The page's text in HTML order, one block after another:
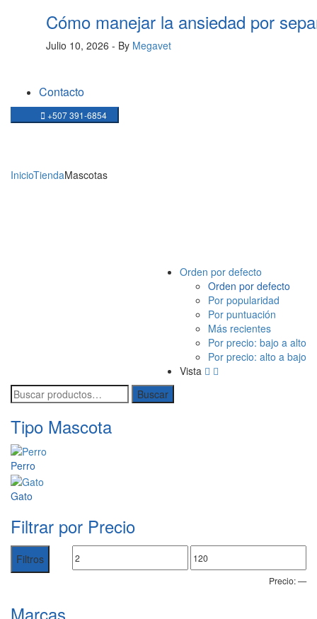
Cómo manejar la ansiedad por
Julio 10, 2026 - By Megavet
Contacto
+507 391-6854
InicioTiendaMascotas
Orden por defecto
Orden por defecto
Por popularidad
Por puntuación
Más recientes
Por precio: bajo a alto
Por precio: alto a bajo
Vista
Buscar
por:
Buscar
Tipo Mascota
Perro
Gato
Filtrar por Precio
Filtros
Precio:—
Marcas